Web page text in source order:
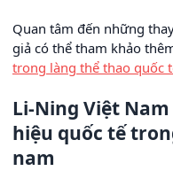
Quan tâm đến những
giả có thể tham khảo
trong làng thể thao quốc
Li-Ning Việt
hiệu quốc tế
nam